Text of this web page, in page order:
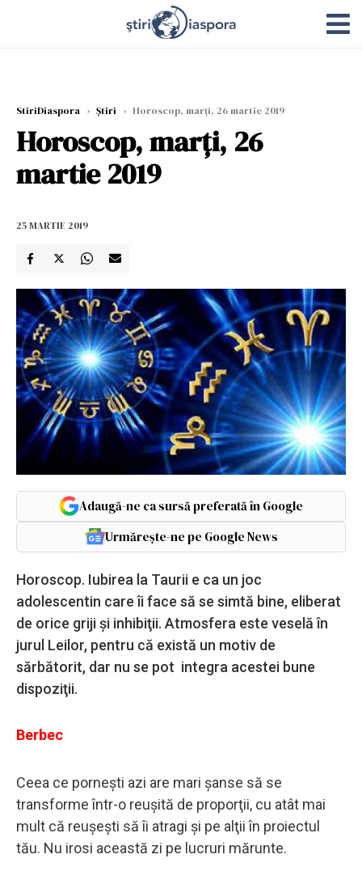
StiriDiaspora › Știri › Horoscop, marți, 26 martie 2019
Horoscop, marți, 26
martie 2019
25 MARTIE 2019
Adaugă-ne ca sursă preferată în Google
Urmărește-ne pe Google News
Horoscop. Iubirea la Taurii e ca un joc
adolescentin care îi face să se simtă bine, eliberat
de orice griji şi inhibiţii. Atmosfera este veselă în
jurul Leilor, pentru că există un motiv de
sărbătorit, dar nu se pot integra acestei bune
dispoziţii.
Berbec
Ceea ce porneşti azi are mari şanse să se
transforme într-o reuşită de proporţii, cu atât mai
mult că reuşeşti să îi atragi şi pe alţii în proiectul
tău. Nu irosi această zi pe lucruri mărunte.